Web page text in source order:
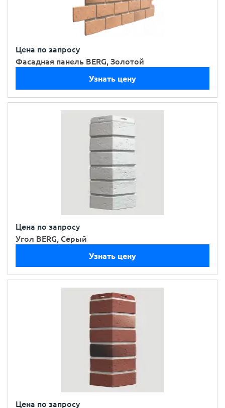
Цена по запросу
Фасадная панель BERG, Золотой
Узнать цену
Цена по запросу
Угол BERG, Серый
Узнать цену
Цена по запросу